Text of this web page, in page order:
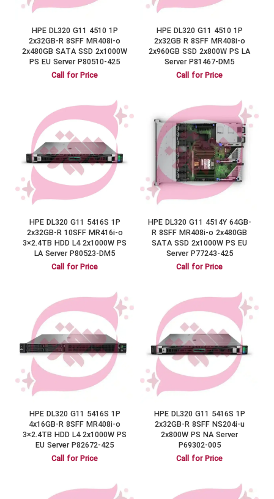
HPE DL320 G11 4510 1P
2x32GB R 8SFF MR408i-o
2x960GB SSD 2x800W PS LA
Server P81467-DM5
Call for Price
HPE DL320 G11 4510 1P
2x32GB-R 8SFF MR408i-o
2x480GB SATA SSD 2x1000W
PS EU Server P80510-425
Call for Price
HPE DL320 G11 4514Y 64GB-
R 8SFF MR408i-o 2x480GB
SATA SSD 2x1000W PS EU
Server P77243-425
Call for Price
HPE DL320 G11 5416S 1P
2x32GB-R 10SFF MR416i-o
3×2.4TB HDD L4 2x1000W PS
LA Server P80523-DM5
Call for Price
HPE DL320 G11 5416S 1P
2x32GB-R 8SFF NS204i-u
2x800W PS NA Server
P69302-005
Call for Price
HPE DL320 G11 5416S 1P
4x16GB-R 8SFF MR408i-o
3×2.4TB HDD L4 2x1000W PS
EU Server P82672-425
Call for Price